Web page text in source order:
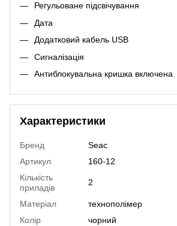
Регульоване підсвічування
Дата
Додатковий кабель USB
Сигналізація
Антиблокувальна кришка включена
Характеристики
Бренд
Seac
Артикул
160-12
Кількість
приладів
2
Матеріал
технополімер
Колір
чорний